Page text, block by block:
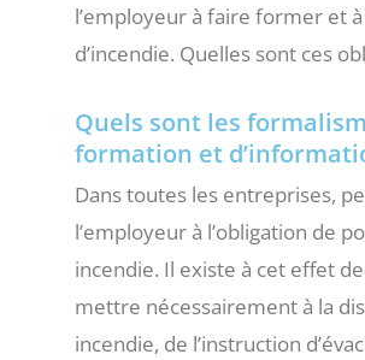
l’employeur à faire former et
d’incendie. Quelles sont ces
Quels sont les
formation et
Dans toutes les entreprises,
l’employeur à l’obligation de
incendie. Il existe à cet effet
mettre nécessairement à la
incendie, de l’instruction